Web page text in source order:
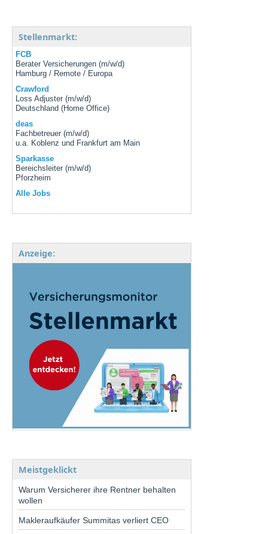
Stellenmarkt:
FCB
Berater Versicherungen (m/w/d)
Hamburg / Remote / Europa
Crawford
Loss Adjuster (m/w/d)
Deutschland (Home Office)
deas
Fachbetreuer (m/w/d)
u.a. Koblenz und Frankfurt am Main
Sparkasse
Bereichsleiter (m/w/d)
Pforzheim
Alle Jobs
Anzeige:
Meistgeklickt
Warum Versicherer ihre Rentner behalten
wollen
Makleraufkäufer Summitas verliert CEO